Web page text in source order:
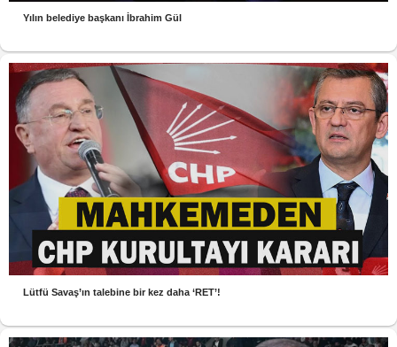
Yılın belediye başkanı İbrahim Gül
Lütfü Savaş’ın talebine bir kez daha ‘RET’!